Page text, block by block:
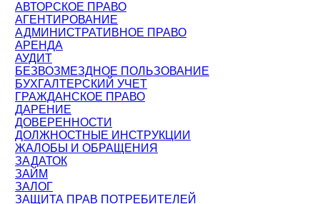
АВТОРСКОЕ ПРАВО
АГЕНТИРОВАНИЕ
АДМИНИСТРАТИВНОЕ ПРАВО
АРЕНДА
АУДИТ
БЕЗВОЗМЕЗДНОЕ ПОЛЬЗОВАНИЕ
БУХГАЛТЕРСКИЙ УЧЕТ
ГРАЖДАНСКОЕ ПРАВО
ДАРЕНИЕ
ДОВЕРЕННОСТИ
ДОЛЖНОСТНЫЕ ИНСТРУКЦИИ
ЖАЛОБЫ И ОБРАЩЕНИЯ
ЗАДАТОК
ЗАЙМ
ЗАЛОГ
ЗАЩИТА ПРАВ ПОТРЕБИТЕЛЕЙ